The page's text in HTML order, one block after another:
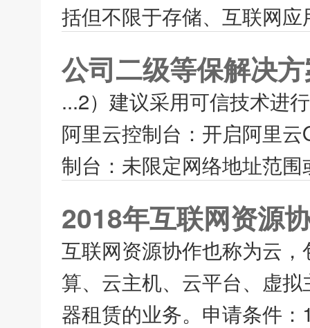
括但不限于存储、互联网
公司二级等保解决
...2）建议采用可信技术进
阿里云控制台：开启阿里
制台：未限定网络地址范
2018年互联网资源
互联网资源协作也称为云
算、云主机、云平台、虚
器租赁的业务。申请条件